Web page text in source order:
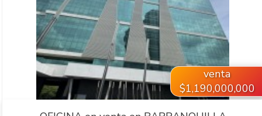
VER INMUEBLE
venta
$1,190,000,000